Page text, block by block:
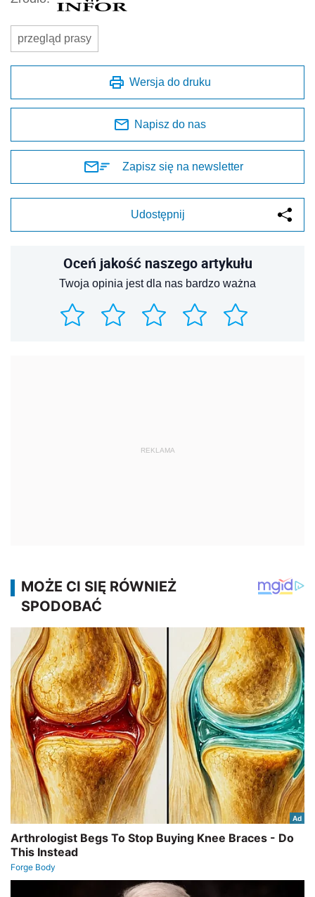
przegląd prasy
Wersja do druku
Napisz do nas
Zapisz się na newsletter
Udostępnij
Oceń jakość naszego artykułu
Twoja opinia jest dla nas bardzo ważna
REKLAMA